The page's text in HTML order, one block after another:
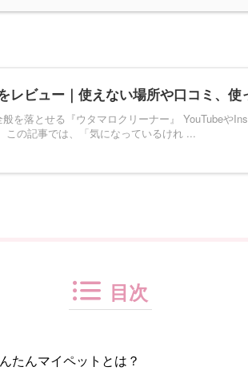
レビュー｜使えない場所や口コミ、
を落とせる『ウタマロクリーナー』 YouTubeや
の記事では、「気になっているけれ ...
目次
たんマイペットとは？